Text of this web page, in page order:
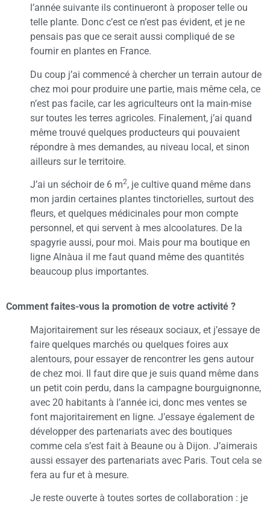
l’année suivante ils continueront à proposer telle ou
telle plante. Donc c’est ce n’est pas évident, et je ne
pensais pas que ce serait aussi compliqué de se
fournir en plantes en France.
Du coup j’ai commencé à chercher un terrain autour de
chez moi pour produire une partie, mais même cela, ce
n’est pas facile, car les agriculteurs ont la main-mise
sur toutes les terres agricoles. Finalement, j’ai quand
même trouvé quelques producteurs qui pouvaient
répondre à mes demandes, au niveau local, et sinon
ailleurs sur le territoire.
J’ai un séchoir de 6 m2, je cultive quand même dans
mon jardin certaines plantes tinctorielles, surtout des
fleurs, et quelques médicinales pour mon compte
personnel, et qui servent à mes alcoolatures. De la
spagyrie aussi, pour moi. Mais pour ma boutique en
ligne Alnàua il me faut quand même des quantités
beaucoup plus importantes.
Comment faites-vous la promotion de votre activité ?
Majoritairement sur les réseaux sociaux, et j’essaye de
faire quelques marchés ou quelques foires aux
alentours, pour essayer de rencontrer les gens autour
de chez moi. Il faut dire que je suis quand même dans
un petit coin perdu, dans la campagne bourguignonne,
avec 20 habitants à l’année ici, donc mes ventes se
font majoritairement en ligne. J’essaye également de
développer des partenariats avec des boutiques
comme cela s’est fait à Beaune ou à Dijon. J’aimerais
aussi essayer des partenariats avec Paris. Tout cela se
fera au fur et à mesure.
Je reste ouverte à toutes sortes de collaboration : je